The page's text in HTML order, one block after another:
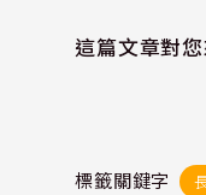
這篇文章對
標籤關鍵字